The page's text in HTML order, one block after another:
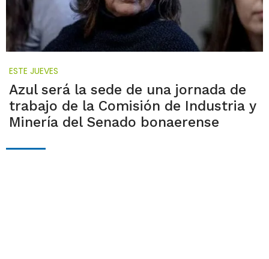
ESTE JUEVES
Azul será la sede de una jornada de
trabajo de la Comisión de Industria y
Minería del Senado bonaerense